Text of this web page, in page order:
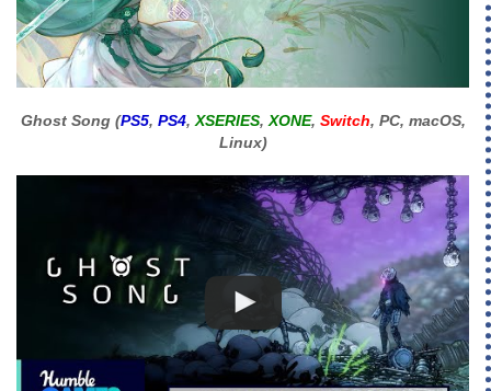
Ghost Song (PS5, PS4, XSERIES, XONE, Switch, PC, macOS,
Linux)